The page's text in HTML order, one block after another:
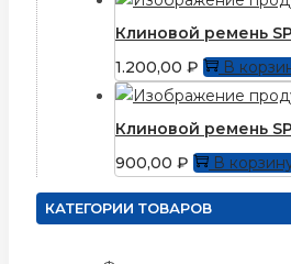
Клиновой ремень
1.200,00 ₽ В
Клиновой ремень
900,00 ₽ В
КАТЕГОРИИ ТОВАРОВ